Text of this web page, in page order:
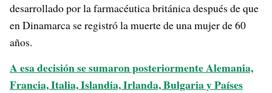
desarrollado por la farmacéutica británica después de que
en Dinamarca se registró la muerte de una mujer de 60
años.
A esa decisión se sumaron posteriormente Alemania,
Francia, Italia, Islandia, Irlanda, Bulgaria y Países